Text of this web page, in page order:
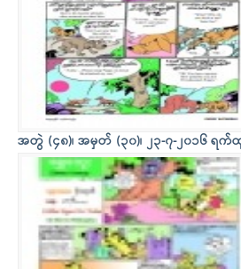
အတွဲ (၄၈)၊ အမှတ် (၃၀)၊ ၂၃-၇-၂၀၁၆ ရက်